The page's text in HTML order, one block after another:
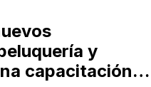
y
capacitación